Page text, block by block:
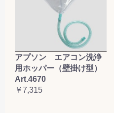
アプソン エアコン洗浄
用ホッパー（壁掛け型）
Art.4670
￥7,315